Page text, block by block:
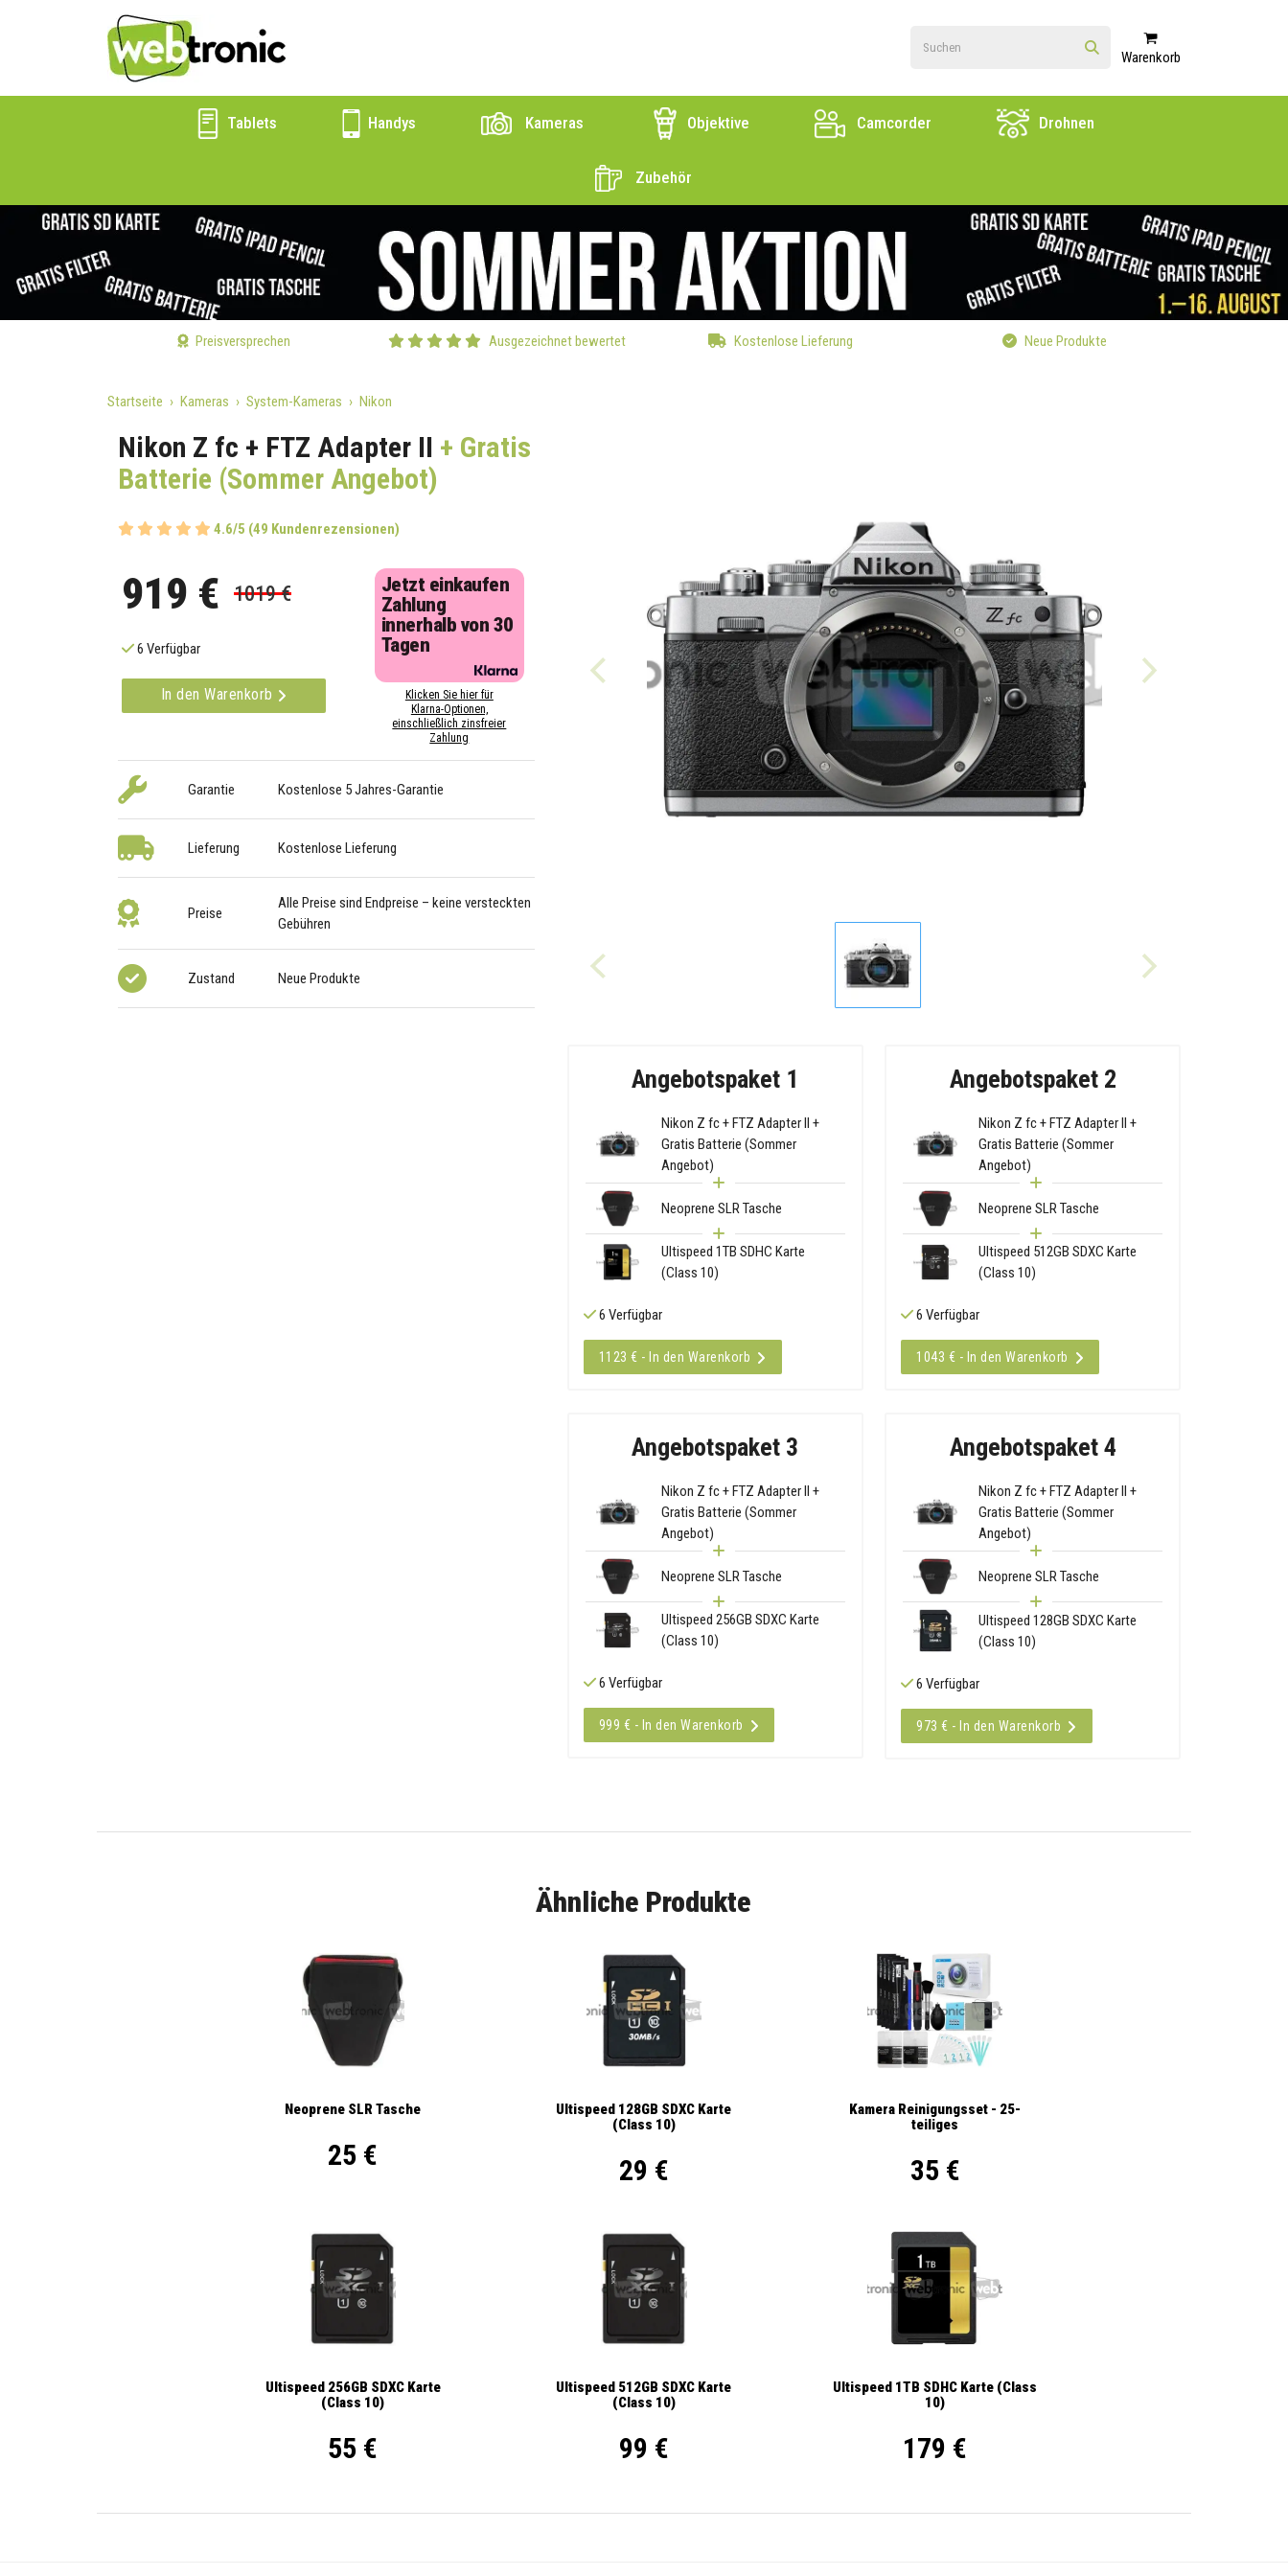
Warenkorb
Tablets Handys Kameras Objektive Camcorder Drohnen
Zubehör
Preisversprechen Ausgezeichnet bewertet Kostenlose Lieferung Neue Produkte
Startseite Kameras System-Kameras Nikon
Nikon Z fc + FTZ Adapter II + Gratis
Batterie (Sommer Angebot)
4.6/5 (49 Kundenrezensionen)
919 € 1019 €
6 Verfügbar
In den Warenkorb
Jetzt einkaufen
Zahlung
innerhalb von 30
Tagen
Klicken Sie hier für
Klarna-Optionen,
einschließlich zinsfreier
Zahlung
Garantie Kostenlose 5 Jahres-Garantie
Lieferung Kostenlose Lieferung
Preise
Alle Preise sind Endpreise – keine versteckten
Gebühren
Zustand Neue Produkte
Angebotspaket 1
Nikon Z fc + FTZ Adapter II +
Gratis Batterie (Sommer
Angebot)
Neoprene SLR Tasche
Ultispeed 1TB SDHC Karte
(Class 10)
6 Verfügbar
1123 € - In den Warenkorb
Angebotspaket 2
Nikon Z fc + FTZ Adapter II +
Gratis Batterie (Sommer
Angebot)
Neoprene SLR Tasche
Ultispeed 512GB SDXC Karte
(Class 10)
6 Verfügbar
1043 € - In den Warenkorb
Angebotspaket 3
Nikon Z fc + FTZ Adapter II +
Gratis Batterie (Sommer
Angebot)
Neoprene SLR Tasche
Ultispeed 256GB SDXC Karte
(Class 10)
6 Verfügbar
999 € - In den Warenkorb
Angebotspaket 4
Nikon Z fc + FTZ Adapter II +
Gratis Batterie (Sommer
Angebot)
Neoprene SLR Tasche
Ultispeed 128GB SDXC Karte
(Class 10)
6 Verfügbar
973 € - In den Warenkorb
Ähnliche Produkte
Neoprene SLR Tasche
25 €
Ultispeed 128GB SDXC Karte
(Class 10)
29 €
Kamera Reinigungsset - 25-
teiliges
35 €
Ultispeed 256GB SDXC Karte
(Class 10)
55 €
Ultispeed 512GB SDXC Karte
(Class 10)
99 €
Ultispeed 1TB SDHC Karte (Class
10)
179 €